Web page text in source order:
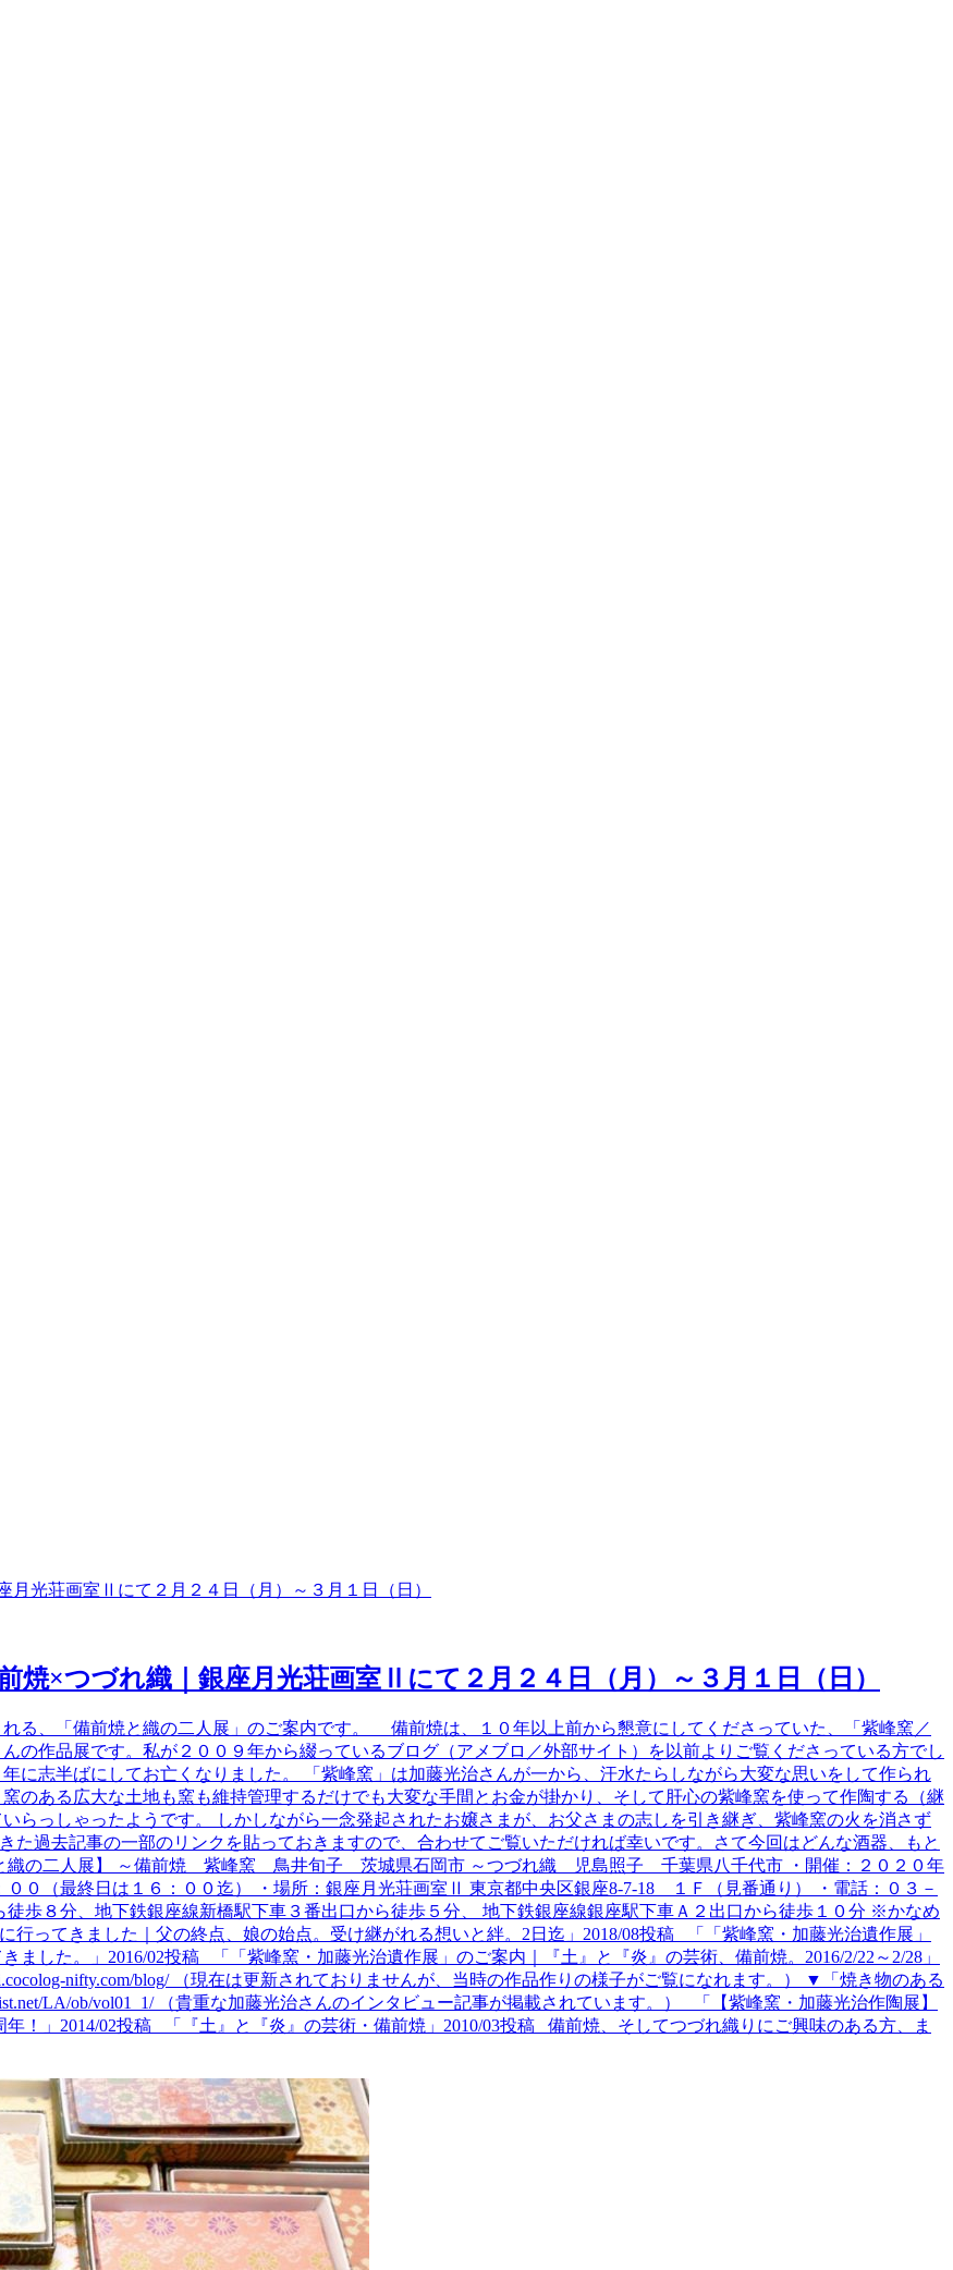
焼×つづれ織｜銀座月光荘画室Ⅱにて２月２４日（月）～３月１日（日）
る、「備前焼と織の二人展」のご案内です。 備前焼は、１０年以上前から懇意にしてくださっていた、「紫峰窯／
の作品展です。私が２００９年から綴っているブログ（アメブロ／外部サイト）を以前よりご覧くださっている方でし
に志半ばにしてお亡くなりました。 「紫峰窯」は加藤光治さんが一から、汗水たらしながら大変な思いをして作られ
のある広大な土地も窯も維持管理するだけでも大変な手間とお金が掛かり、そして肝心の紫峰窯を使って作陶する（継
らっしゃったようです。 しかしながら一念発起されたお嬢さまが、お父さまの志しを引き継ぎ、紫峰窯の火を消さず
過去記事の一部のリンクを貼っておきますので、合わせてご覧いただければ幸いです。さて今回はどんな酒器、もと
織の二人展】 ～備前焼 紫峰窯 鳥井旬子 茨城県石岡市 ～つづれ織 児島照子 千葉県八千代市 ・開催：２０２０年
０（最終日は１６：００迄） ・場所：銀座月光荘画室Ⅱ 東京都中央区銀座8-7-18 １Ｆ（見番通り） ・電話：０３－
歩８分、地下鉄銀座線新橋駅下車３番出口から徒歩５分、 地下鉄銀座線銀座駅下車Ａ２出口から徒歩１０分 ※かなめ
ってきました｜父の終点、娘の始点。受け継がれる想いと絆。2日迄」2018/08投稿 「「紫峰窯・加藤光治遺作展」
ました。」2016/02投稿 「「紫峰窯・加藤光治遺作展」のご案内｜『土』と『炎』の芸術、備前焼。2016/2/22～2/28」
nifty.com/blog/ （現在は更新されておりませんが、当時の作品作りの様子がご覧になれます。） ▼「焼き物のある
LA/ob/vol01_1/ （貴重な加藤光治さんのインタビュー記事が掲載されています。） 「【紫峰窯・加藤光治作陶展】
！」2014/02投稿 「『土』と『炎』の芸術・備前焼」2010/03投稿 備前焼、そしてつづれ織りにご興味のある方、ま